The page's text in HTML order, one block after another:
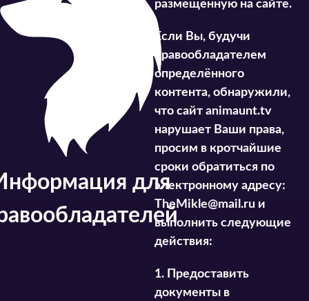
для
размещённую на сайте.
Если Вы, будучи
правообладателем
определённого
контента, обнаружили,
что сайт animaunt.tv
нарушает Ваши права,
просим в кротчайшие
сроки обратиться по
электронному адресу:
TheMikle@mail.ru и
выполнить следующие
действия:
1. Предоставить
документы в